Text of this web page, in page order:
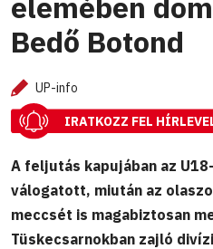
Bedő Botond
UP-info
IRATKOZZ FEL
A feljutás kapujában az
válogatott, miután az
meccsét is magabiztosan
Tüskecsarnokban zajló